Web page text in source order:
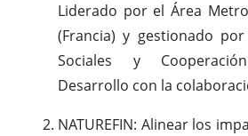
Liderado por el Área
(Francia) y gestionado
Sociales y
Desarrollo con la
NATUREFIN: Alinear los